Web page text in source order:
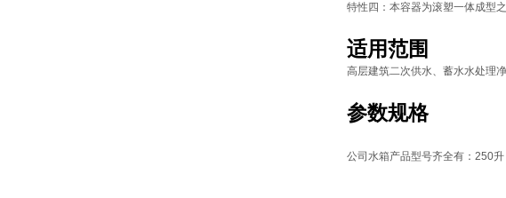
特性四：本容器为滚塑一体成型
适用范围
高层建筑二次供水、蓄水水处理
参数规格
公司水箱产品型号齐全有： 250升